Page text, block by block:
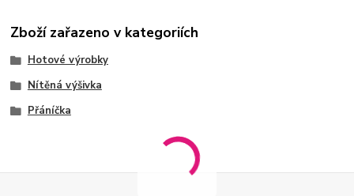
Zboží zařazeno v kategoriích
Hotové výrobky
Nítěná výšivka
Přáníčka